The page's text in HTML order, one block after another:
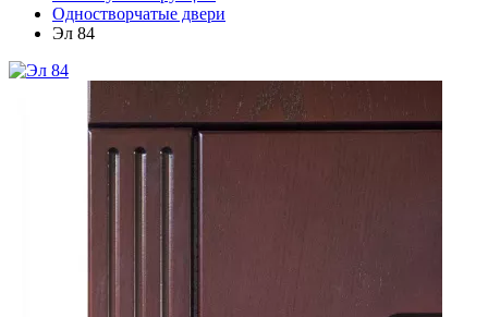
Одностворчатые двери
Эл 84